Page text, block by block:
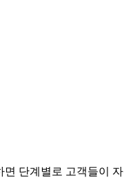
단계별로 고객들이